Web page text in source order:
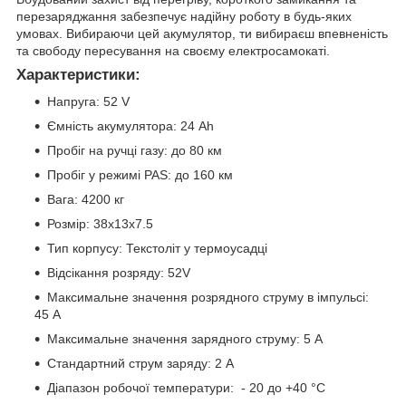
перезаряджання забезпечує надійну роботу в будь-яких
умовах. Вибираючи цей акумулятор, ти вибираєш впевненість
та свободу пересування на своєму електросамокаті.
Характеристики:
Напруга: 52 V
Ємність акумулятора: 24 Ah
Пробіг на ручці газу: до 80 км
Пробіг у режимі PAS: до 160 км
Вага: 4200 кг
Розмір: 38х13х7.5
Тип корпусу: Текстоліт у термоусадці
Відсікання розряду: 52V
Максимальне значення розрядного струму в імпульсі:
45 A
Максимальне значення зарядного струму: 5 A
Стандартний струм заряду: 2 A
Діапазон робочої температури: - 20 до +40 °C